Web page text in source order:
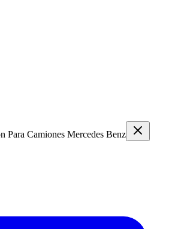
Para Camiones Mercedes Benz